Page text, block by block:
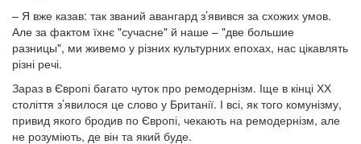
– Я вже казав: так званий авангард з’явився за схожих умов.
Але за фактом їхнє "сучасне" й наше – "две большие
разницы", ми живемо у різних культурних епохах, нас цікавлять
різні речі.
Зараз в Європі багато чуток про ремодернізм. Іще в кінці ХХ
століття з’явилося це слово у Британії. І всі, як того комунізму,
привид якого бродив по Європі, чекають на ремодернізм, але
не розуміють, де він та який буде.